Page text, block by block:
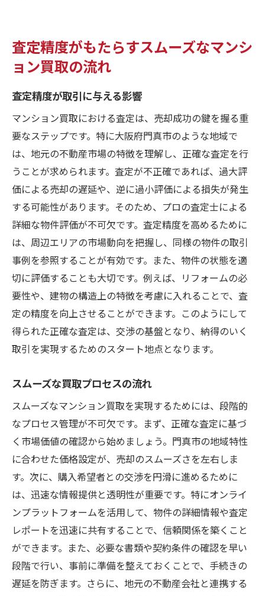
査定精度がもたらすスムーズなマンシ
ョン買取の流れ
査定精度が取引に与える影響
マンション買取における査定は、売却成功の鍵を握る重
要なステップです。特に大阪府門真市のような地域で
は、地元の不動産市場の特徴を理解し、正確な査定を行
うことが求められます。査定が不正確であれば、過大評
価による売却の遅延や、逆に過小評価による損失が発生
する可能性があります。そのため、プロの査定士による
詳細な物件評価が不可欠です。査定精度を高めるために
は、周辺エリアの市場動向を把握し、同様の物件の取引
事例を参照することが有効です。また、物件の状態を適
切に評価することも大切です。例えば、リフォームの必
要性や、建物の構造上の特徴を考慮に入れることで、査
定の精度を向上させることができます。このようにして
得られた正確な査定は、交渉の基盤となり、納得のいく
取引を実現するためのスタート地点となります。
スムーズな買取プロセスの流れ
スムーズなマンション買取を実現するためには、段階的
なプロセス管理が不可欠です。まず、正確な査定に基づ
く市場価値の確認から始めましょう。門真市の地域特性
に合わせた価格設定が、売却のスムーズさを左右しま
す。次に、購入希望者との交渉を円滑に進めるために
は、迅速な情報提供と透明性が重要です。特にオンライ
ンプラットフォームを活用して、物件の詳細情報や査定
レポートを迅速に共有することで、信頼関係を築くこと
ができます。また、必要な書類や契約条件の確認を早い
段階で行い、事前に準備を整えておくことで、手続きの
遅延を防ぎます。さらに、地元の不動産会社と連携する